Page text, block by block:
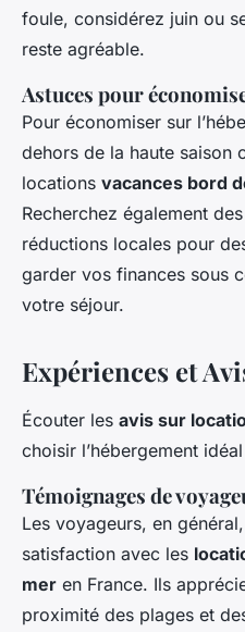
foule, considérez juin ou
reste agréable.
Astuces pour
Pour économiser sur
dehors de la haute saison
locations vacances bord
Recherchez également
réductions locales pour
garder vos finances sous
votre séjour.
Expériences et
Écouter les avis sur
choisir l’hébergement
Témoignages de
Les voyageurs, en
satisfaction avec les
mer en France. Ils
proximité des plages et